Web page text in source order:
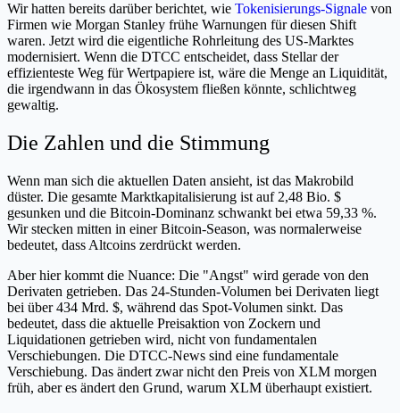
Wir hatten bereits darüber berichtet, wie Tokenisierungs-Signale von
Firmen wie Morgan Stanley frühe Warnungen für diesen Shift
waren. Jetzt wird die eigentliche Rohrleitung des US-Marktes
modernisiert. Wenn die DTCC entscheidet, dass Stellar der
effizienteste Weg für Wertpapiere ist, wäre die Menge an Liquidität,
die irgendwann in das Ökosystem fließen könnte, schlichtweg
gewaltig.
Die Zahlen und die Stimmung
Wenn man sich die aktuellen Daten ansieht, ist das Makrobild
düster. Die gesamte Marktkapitalisierung ist auf 2,48 Bio. $
gesunken und die Bitcoin-Dominanz schwankt bei etwa 59,33 %.
Wir stecken mitten in einer Bitcoin-Season, was normalerweise
bedeutet, dass Altcoins zerdrückt werden.
Aber hier kommt die Nuance: Die "Angst" wird gerade von den
Derivaten getrieben. Das 24-Stunden-Volumen bei Derivaten liegt
bei über 434 Mrd. $, während das Spot-Volumen sinkt. Das
bedeutet, dass die aktuelle Preisaktion von Zockern und
Liquidationen getrieben wird, nicht von fundamentalen
Verschiebungen. Die DTCC-News sind eine fundamentale
Verschiebung. Das ändert zwar nicht den Preis von XLM morgen
früh, aber es ändert den Grund, warum XLM überhaupt existiert.